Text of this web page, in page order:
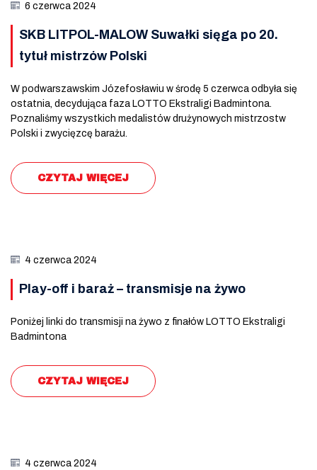
6 czerwca 2024
SKB LITPOL-MALOW Suwałki sięga po 20.
tytuł mistrzów Polski
W podwarszawskim Józefosławiu w środę 5 czerwca odbyła się
ostatnia, decydująca faza LOTTO Ekstraligi Badmintona.
Poznaliśmy wszystkich medalistów drużynowych mistrzostw
Polski i zwycięzcę barażu.
CZYTAJ WIĘCEJ
4 czerwca 2024
Play-off i baraż – transmisje na żywo
Poniżej linki do transmisji na żywo z finałów LOTTO Ekstraligi
Badmintona
CZYTAJ WIĘCEJ
4 czerwca 2024